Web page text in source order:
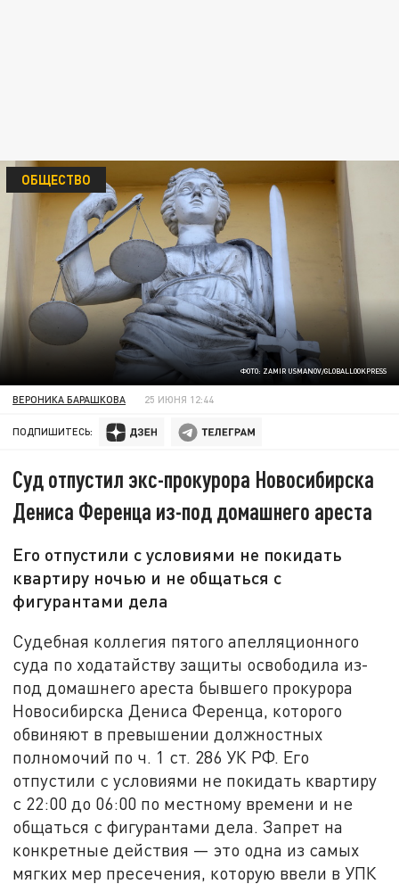
ФОТО: ZAMIR USMANOV/GLOBALLOOKPRESS
ОБЩЕСТВО
ВЕРОНИКА БАРАШКОВА 25 ИЮНЯ 12:44
ПОДПИШИТЕСЬ:
Суд отпустил экс-прокурора Новосибирска
Дениса Ференца из-под домашнего ареста
Его отпустили с условиями не покидать
квартиру ночью и не общаться с
фигурантами дела
Судебная коллегия пятого апелляционного
суда по ходатайству защиты освободила из-
под домашнего ареста бывшего прокурора
Новосибирска Дениса Ференца, которого
обвиняют в превышении должностных
полномочий по ч. 1 ст. 286 УК РФ. Его
отпустили с условиями не покидать квартиру
с 22:00 до 06:00 по местному времени и не
общаться с фигурантами дела. Запрет на
конкретные действия — это одна из самых
мягких мер пресечения, которую ввели в УПК